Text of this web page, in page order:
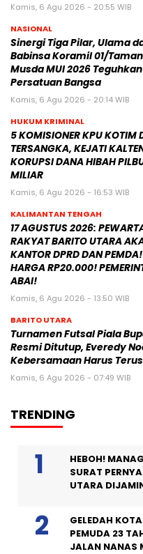
Kamis, 6 Agu 2026 - 20:55 WIB
NASIONAL
Sinergi Tiga Pilar, Ulama
Babinsa Koramil 01/
Musda MUI 2026
Persatuan Bangsa
Kamis, 6 Agu 2026 - 20:14 WIB
HUKUM KRIMINAL
5 KOMISIONER KPU KOTIM
TERSANGKA, KEJATI
KORUPSI DANA HIBAH
MILIAR
Kamis, 6 Agu 2026 - 16:53 WIB
KALIMANTAN TENGAH
17 AGUSTUS 2026:
RAKYAT BARITO UTARA
KANTOR DPRD DAN
HARGA RP20.000!
ABAI!
Kamis, 6 Agu 2026 - 13:50 WIB
BARITO UTARA
Turnamen Futsal Piala
Resmi Ditutup, Everedy
Kebersamaan Harus
Kamis, 6 Agu 2026 - 07:49 WIB
TRENDING
HEBOH!
SURAT
UTARA
GELEDAH
PEMUDA 23
JALAN NANAS